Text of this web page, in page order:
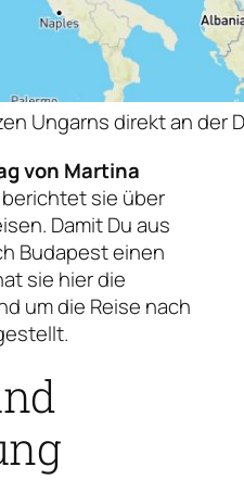
Ungarns direkt an der
von Martina
berichtet sie über
Damit Du aus
Budapest einen
sie hier die
um die Reise nach